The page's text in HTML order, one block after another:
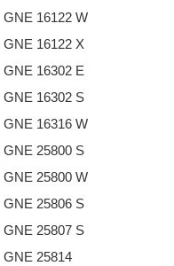
GNE 16122 W
GNE 16122 X
GNE 16302 E
GNE 16302 S
GNE 16316 W
GNE 25800 S
GNE 25800 W
GNE 25806 S
GNE 25807 S
GNE 25814